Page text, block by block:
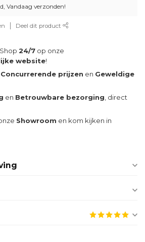
Vandaag verzonden!
Deel dit product
24/7 op onze
website!
Concurrerende prijzen en Geweldige
en Betrouwbare bezorging , direct
Showroom en kom kijken in